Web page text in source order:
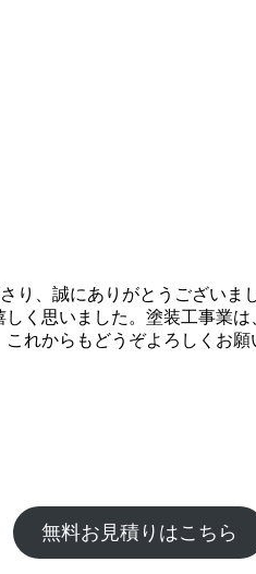
り、誠にありがとうございま
思いました。塗装工事業
れからもどうぞよろしくお願
無料お見積りはこちら